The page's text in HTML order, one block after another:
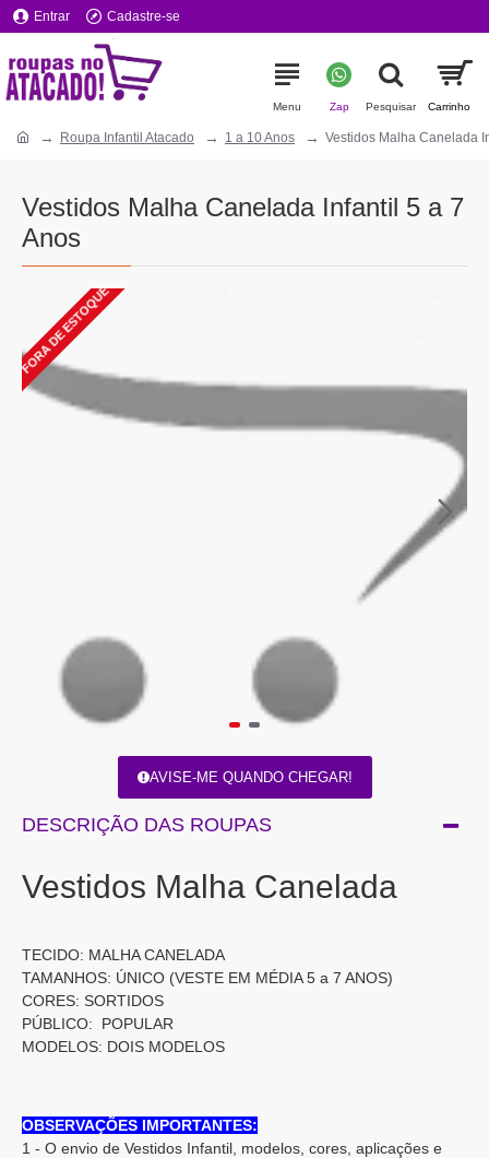
Entrar Cadastre-se
Roupa Infantil Atacado 1 a 10 Anos Vestidos Malha Canelada
Vestidos Malha Canelada Infantil 5 a 7
Anos
FORA DE ESTOQUE
AVISE-ME QUANDO CHEGAR!
DESCRIÇÃO DAS ROUPAS
Vestidos Malha Canelada
TECIDO: MALHA CANELADA
TAMANHOS: ÚNICO (VESTE EM MÉDIA 5 a 7 ANOS)
CORES: SORTIDOS
PÚBLICO: POPULAR
MODELOS: DOIS MODELOS
OBSERVAÇÕES IMPORTANTES:
1 - O envio de Vestidos Infantil, modelos, cores, aplicações e